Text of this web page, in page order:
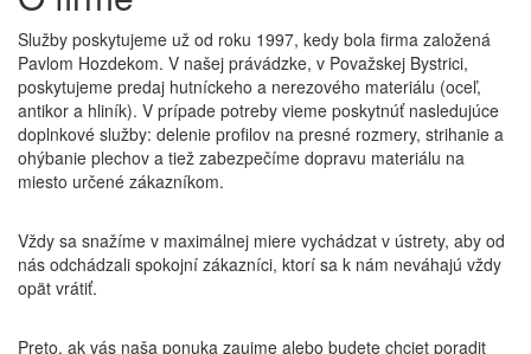
Služby poskytujeme už od roku 1997, kedy bola firma založená
Pavlom Hozdekom. V našej právádzke, v Považskej Bystrici,
poskytujeme predaj hutníckeho a nerezového materiálu (oceľ,
antikor a hliník). V prípade potreby vieme poskytnúť nasledujúce
doplnkové služby: delenie profilov na presné rozmery, strihanie a
ohýbanie plechov a tiež zabezpečíme dopravu materiálu na
miesto určené zákazníkom.
Vždy sa snažíme v maximálnej miere vychádzat v ústrety, aby od
nás odchádzali spokojní zákazníci, ktorí sa k nám neváhajú vždy
opät vrátiť.
Preto, ak vás naša ponuka zaujme alebo budete chciet poradit